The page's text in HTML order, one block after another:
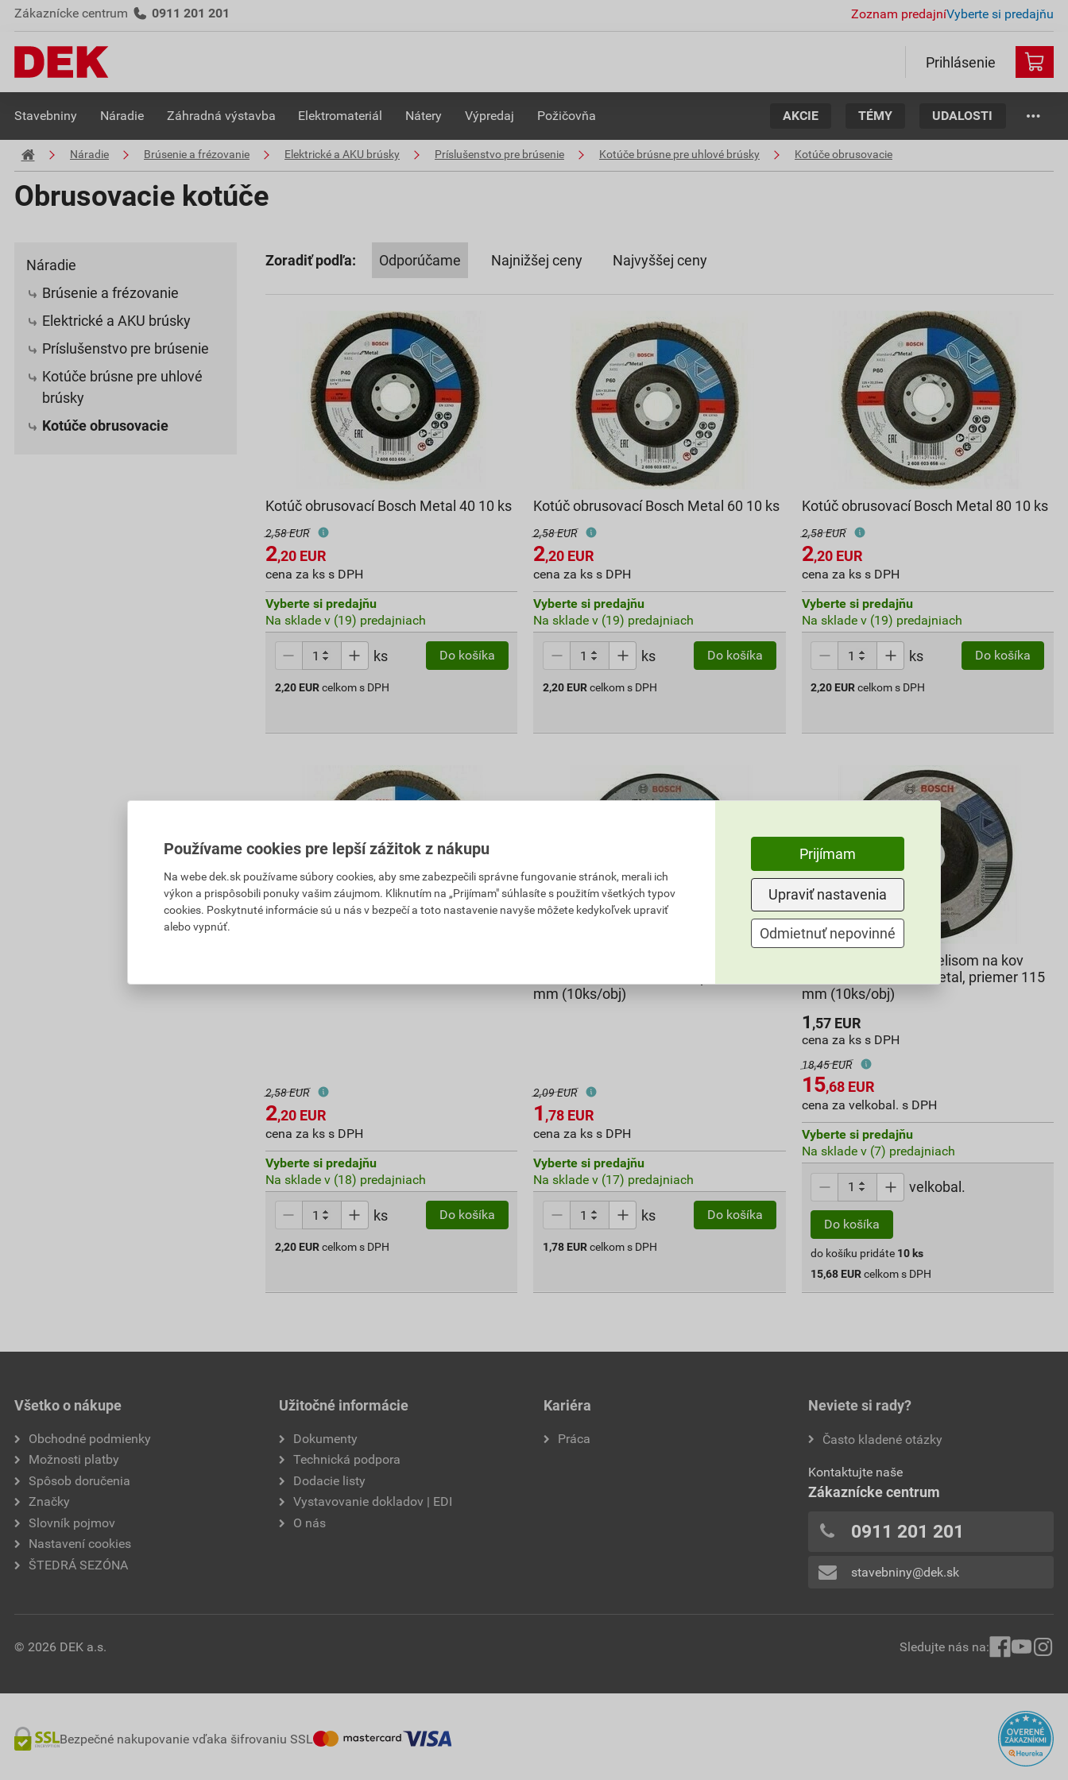
Zákaznícke centrum 0911 201 201 Zoznam predajníVyberte si predajňu
Prihlásenie
Stavebniny Náradie Záhradná výstavba Elektromateriál Nátery Výpredaj Požičovňa AKCIE TÉMY UDALOSTI
Náradie Brúsenie a frézovanie Elektrické a AKU brúsky Príslušenstvo pre brúsenie Kotúče brúsne pre uhlové brúsky Kotúče obrusovacie
Obrusovacie kotúče
Náradie
Brúsenie a frézovanie
Elektrické a AKU brúsky
Príslušenstvo pre brúsenie
Kotúče brúsne pre uhlové
brúsky
Kotúče obrusovacie
Zoradiť podľa: Odporúčame Najnižšej ceny Najvyššej ceny
Kotúč obrusovací Bosch Metal 40 10 ks
2,58 EUR
2,20 EUR
cena za ks s DPH
Vyberte si predajňu
Na sklade v (19) predajniach
ks Do košíka
2,20 EUR celkom s DPH
Kotúč obrusovací Bosch Metal 60 10 ks
2,58 EUR
2,20 EUR
cena za ks s DPH
Vyberte si predajňu
Na sklade v (19) predajniach
ks Do košíka
2,20 EURcelkom s DPH
Kotúč obrusovací Bosch Metal 80 10 ks
2,58 EUR
2,20EUR
cena za ks s DPH
Vyberte si predajňu
Na sklade v (19) predajniach
ks Do košíka
2,20 EUR celkom s DPH
2,58 EUR
2,20 EUR
cena za ks s DPH
Vyberte si predajňu
Na sklade v (18) predajniach
ks Do košíka
2,20 EUR celkom s DPH
mm (10ks/obj)
2,09 EUR
1 ,78 EUR
cena za ks s DPH
Vyberte si predajňu
Na sklade v (17) predajniach
ks Do košíka
1,78 EURcelkom s DPH
Obrusovací kotúč s prelisom na kov
Bosch Standard for Metal, priemer 115
mm (10ks/obj)
1 ,57EUR
cena za ks s DPH
18,45 EUR
15,68EUR
cena za velkobal. s DPH
Vyberte si predajňu
Na sklade v (7) predajniach
velkobal.
Do košíka
do košíku pridáte 10 ks
15,68 EUR celkom s DPH
Všetko o nákupe
Obchodné podmienky
Možnosti platby
Spôsob doručenia
Značky
Slovník pojmov
Nastavení cookies
ŠTEDRÁ SEZÓNA
Užitočné informácie
Dokumenty
Technická podpora
Dodacie listy
Vystavovanie dokladov | EDI
O nás
Kariéra
Práca
Neviete si rady?
Často kladené otázky
Kontaktujte naše
Zákaznícke centrum
0911 201 201
stavebniny@dek.sk
© 2026 DEK a.s. Sledujte nás na:
Bezpečné nakupovanie vďaka šifrovaniu SSL
Používame cookies pre lepší zážitok z nákupu
Na webe dek.sk používame súbory cookies, aby sme zabezpečili správne fungovanie stránok, merali ich
výkon a prispôsobili ponuky vašim záujmom. Kliknutím na „Prijímam" súhlasíte s použitím všetkých typov
cookies. Poskytnuté informácie sú u nás v bezpečí a toto nastavenie navyše môžete kedykoľvek upraviť
alebo vypnúť.
Prijímam
Upraviť nastavenia
Odmietnuť nepovinné